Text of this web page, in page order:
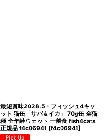
最短賞味2028.5・フィッシュ4キャ
ット 猫缶「サバ＆イカ」 70g缶 全猫
種 全年齢ウェット 一般食 fish4cats
正規品 f4c06941 [f4c06941]